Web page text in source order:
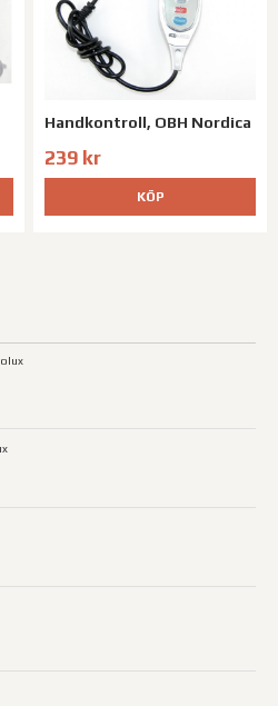
Handkontroll, OBH Nordica
239 kr
KÖP